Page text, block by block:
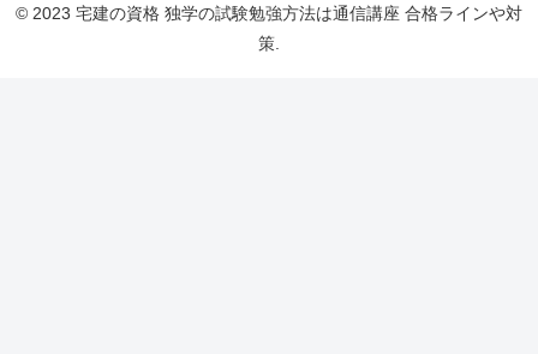
© 2023 宅建の資格 独学の試験勉強方法は通信講座 合格ラインや対
策.